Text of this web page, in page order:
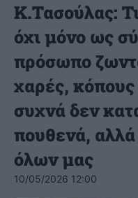
Κ.Τασούλας:
όχι μόνο ως
πρόσωπο
χαρές, κόπους
συχνά δεν
πουθενά,
όλων μας
10/05/2026 12:00